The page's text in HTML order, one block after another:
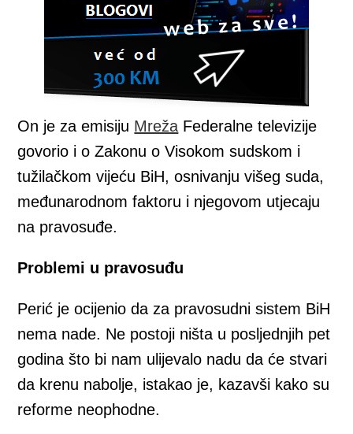
On je za emisiju Mreža Federalne televizije
govorio i o Zakonu o Visokom sudskom i
tužilačkom vijeću BiH, osnivanju višeg suda,
međunarodnom faktoru i njegovom utjecaju
na pravosuđe.
Problemi u pravosuđu
Perić je ocijenio da za pravosudni sistem BiH
nema nade. Ne postoji ništa u posljednjih pet
godina što bi nam ulijevalo nadu da će stvari
da krenu nabolje, istakao je, kazavši kako su
reforme neophodne.